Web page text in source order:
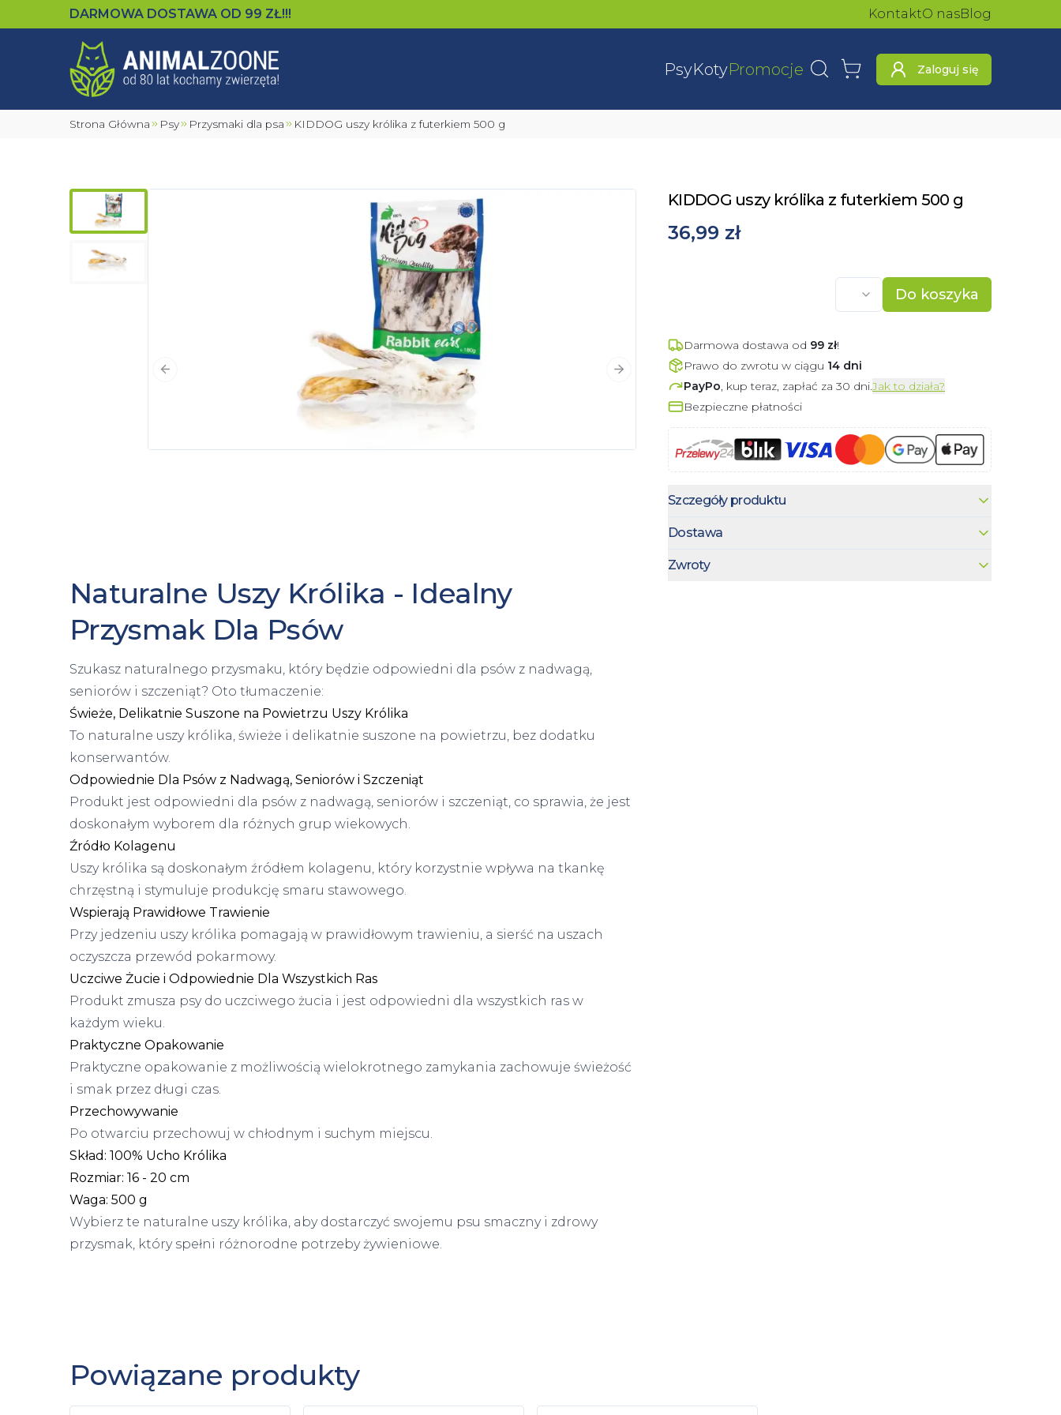
DARMOWA DOSTAWA OD 99 ZŁ!!! KontaktO nasBlog
PsyKotyPromocje WyszukajKoszyk Zaloguj się
Strona Główna Psy Przysmaki dla psa KIDDOG uszy królika z futerkiem 500 g
Poprzedni slajd Następny slajd
KIDDOG uszy królika z futerkiem 500 g
36,99 zł
Do koszyka
Darmowa dostawa od 99 zł!
Prawo do zwrotu w ciągu 14 dni
PayPo, kup teraz, zapłać za 30 dni.Jak to działa?
Bezpieczne płatności
Szczegóły produktu
Dostawa
Zwroty
Naturalne Uszy Królika - Idealny
Przysmak Dla Psów
Szukasz naturalnego przysmaku, który będzie odpowiedni dla psów z nadwagą,
seniorów i szczeniąt? Oto tłumaczenie:
Świeże, Delikatnie Suszone na Powietrzu Uszy Królika
To naturalne uszy królika, świeże i delikatnie suszone na powietrzu, bez dodatku
konserwantów.
Odpowiednie Dla Psów z Nadwagą, Seniorów i Szczeniąt
Produkt jest odpowiedni dla psów z nadwagą, seniorów i szczeniąt, co sprawia, że jest
doskonałym wyborem dla różnych grup wiekowych.
Źródło Kolagenu
Uszy królika są doskonałym źródłem kolagenu, który korzystnie wpływa na tkankę
chrzęstną i stymuluje produkcję smaru stawowego.
Wspierają Prawidłowe Trawienie
Przy jedzeniu uszy królika pomagają w prawidłowym trawieniu, a sierść na uszach
oczyszcza przewód pokarmowy.
Uczciwe Żucie i Odpowiednie Dla Wszystkich Ras
Produkt zmusza psy do uczciwego żucia i jest odpowiedni dla wszystkich ras w
każdym wieku.
Praktyczne Opakowanie
Praktyczne opakowanie z możliwością wielokrotnego zamykania zachowuje świeżość
i smak przez długi czas.
Przechowywanie
Po otwarciu przechowuj w chłodnym i suchym miejscu.
Skład: 100% Ucho Królika
Rozmiar: 16 - 20 cm
Waga: 500 g
Wybierz te naturalne uszy królika, aby dostarczyć swojemu psu smaczny i zdrowy
przysmak, który spełni różnorodne potrzeby żywieniowe.
Powiązane produkty